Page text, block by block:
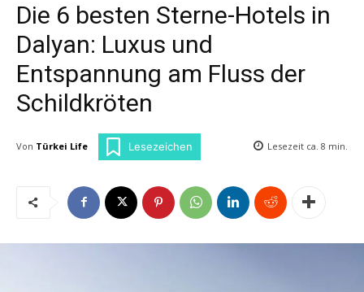
Die 6 besten Sterne-Hotels in
Dalyan: Luxus und
Entspannung am Fluss der
Schildkröten
Von Türkei Life Lesezeichen Lesezeit ca. 8 min.